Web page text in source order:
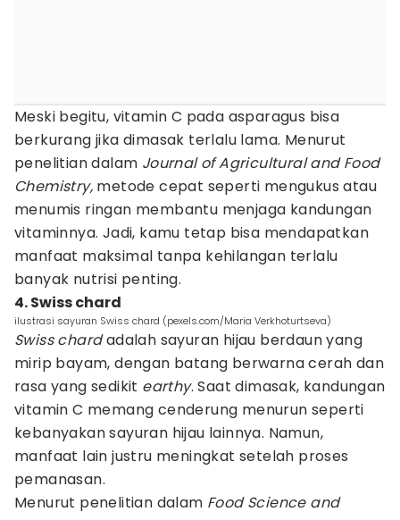
Meski begitu, vitamin C pada asparagus bisa
berkurang jika dimasak terlalu lama. Menurut
penelitian dalam Journal of Agricultural and Food
Chemistry, metode cepat seperti mengukus atau
menumis ringan membantu menjaga kandungan
vitaminnya. Jadi, kamu tetap bisa mendapatkan
manfaat maksimal tanpa kehilangan terlalu
banyak nutrisi penting.
4. Swiss chard
ilustrasi sayuran Swiss chard (pexels.com/Maria Verkhoturtseva)
Swiss chardadalah sayuran hijau berdaun yang
mirip bayam, dengan batang berwarna cerah dan
rasa yang sedikit earthy. Saat dimasak, kandungan
vitamin C memang cenderung menurun seperti
kebanyakan sayuran hijau lainnya. Namun,
manfaat lain justru meningkat setelah proses
pemanasan.
Menurut penelitian dalam Food Science and